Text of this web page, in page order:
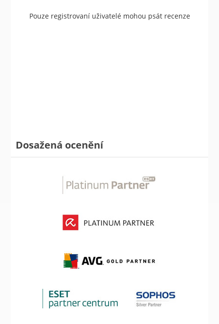
Pouze registrovaní uživatelé mohou psát recenze
Dosažená ocenění